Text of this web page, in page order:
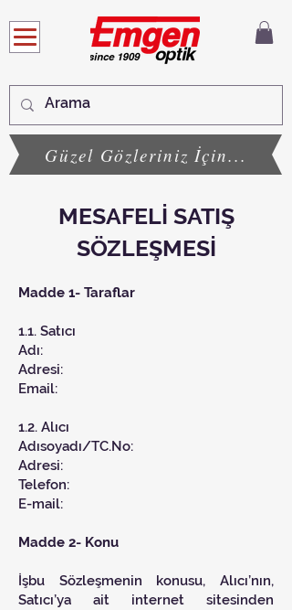
Güzel Gözleriniz İçin...
MESAFELİ SATIŞ
SÖZLEŞMESİ
Madde 1- Taraflar
1.1. Satıcı
Adı:
Adresi:
Email:
1.2. Alıcı
Adısoyadı/TC.No:
Adresi:
Telefon:
E-mail:
Madde 2- Konu
İşbu Sözleşmenin konusu, Alıcı’nın,
Satıcı’ya ait internet sitesinden